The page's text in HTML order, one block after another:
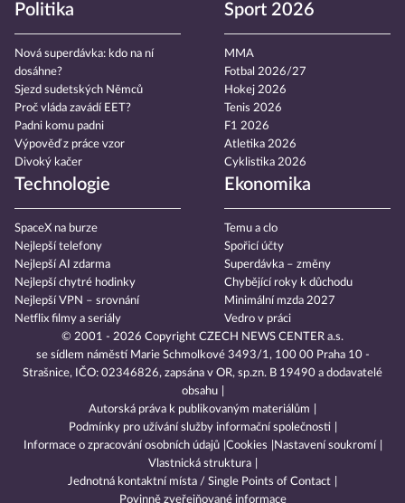
Politika
Nová superdávka: kdo na ní
dosáhne?
Sjezd sudetských Němců
Proč vláda zavádí EET?
Padni komu padni
Výpověď z práce vzor
Divoký kačer
Sport 2026
MMA
Fotbal 2026/27
Hokej 2026
Tenis 2026
F1 2026
Atletika 2026
Cyklistika 2026
Technologie
SpaceX na burze
Nejlepší telefony
Nejlepší AI zdarma
Nejlepší chytré hodinky
Nejlepší VPN – srovnání
Netflix filmy a seriály
Ekonomika
Temu a clo
Spořicí účty
Superdávka – změny
Chybějící roky k důchodu
Minimální mzda 2027
Vedro v práci
© 2001 - 2026 Copyright CZECH NEWS CENTER a.s.
se sídlem náměstí Marie Schmolkové 3493/1, 100 00 Praha 10 -
Strašnice, IČO: 02346826, zapsána v OR, sp.zn. B 19490 a dodavatelé
obsahu
Autorská práva k publikovaným materiálům
Podmínky pro užívání služby informační společnosti
Informace o zpracování osobních údajů Cookies
Nastavení soukromí
Vlastnická struktura
Jednotná kontaktní místa / Single Points of Contact
Povinně zveřejňované informace